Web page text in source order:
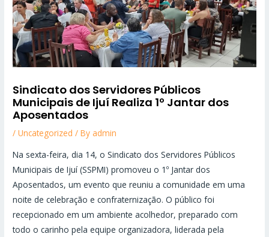
Sindicato dos Servidores Públicos
Municipais de Ijuí Realiza 1º Jantar dos
Aposentados
/Uncategorized / By admin
Na sexta-feira, dia 14, o Sindicato dos Servidores Públicos
Municipais de Ijuí (SSPMI) promoveu o 1º Jantar dos
Aposentados, um evento que reuniu a comunidade em uma
noite de celebração e confraternização. O público foi
recepcionado em um ambiente acolhedor, preparado com
todo o carinho pela equipe organizadora, liderada pela